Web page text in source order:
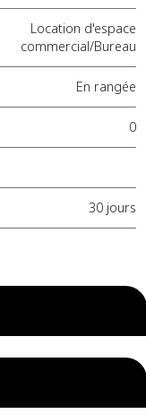
Location d'espace
commercial/Bureau
En rangée
0
30 jours